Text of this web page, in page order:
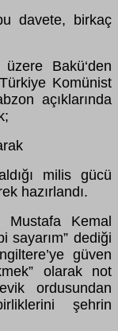
davete, birkaç
üzere Bakü‘den
ürkiye Komünist
açıklarında
milis gücü
hazırlandı.
Mustafa Kemal
sayarım” dediği
güven
olarak not
ordusundan
şehrin